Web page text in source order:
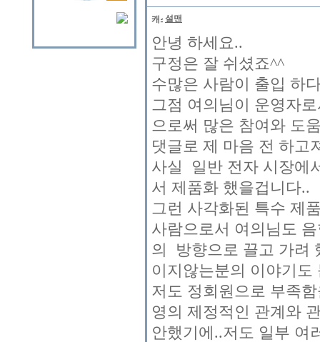
설맨
안녕 하세요..
구정은 잘 쉬셨죠^^
수많은 사람이 출입 하
그점 여의님이 운영자
으로써 많은 참여와 도
댓글로 제 마음 전 하고
사실 일반 전자 시장에
서 제품화 했을겁니다..
그런 사각화된 특수 제
사람으로서 여의님도
의 방향으로 끌고 가려
이지않는분의 이야기도
저도 정회원으로 부족
영의 제정적인 관계와
안했기에..저도 일부 여